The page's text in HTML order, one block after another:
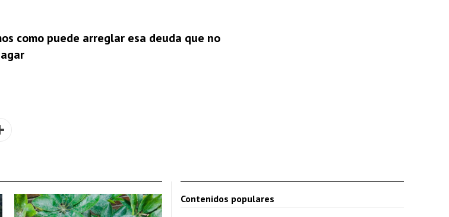
como puede arreglar esa deuda que no
Contenidos populares